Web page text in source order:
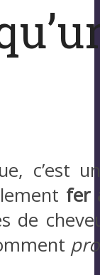
c’est
fer
de